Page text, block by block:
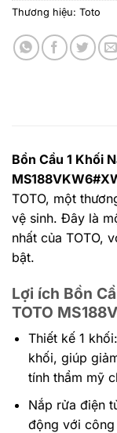
Thương hiệu: Toto
Bồn Cầu 1 Khối
TOTO, một
vệ sinh. Đây là
nhất của TOTO,
bật.
Lợi ích Bồn
TOTO
Thiết kế 1
khối, giúp
tính thẩm mỹ
Nắp rửa điện
động với